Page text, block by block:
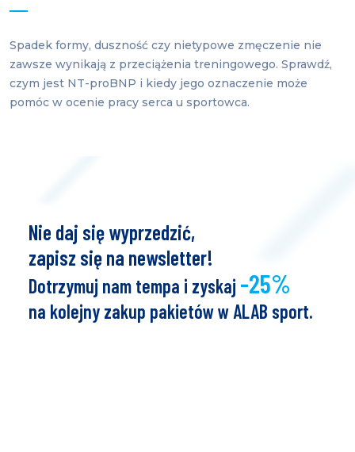
Spadek formy, duszność czy nietypowe zmęczenie nie
zawsze wynikają z przeciążenia treningowego. Sprawdź,
czym jest NT-proBNP i kiedy jego oznaczenie może
pomóc w ocenie pracy serca u sportowca.
Nie daj się wyprzedzić,
zapisz się na newsletter!
Dotrzymuj nam tempa i zyskaj -25%
na kolejny zakup pakietów w ALAB sport.